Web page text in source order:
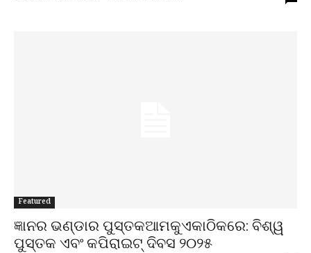
Featured
ଜ୍ଞାନର ଭଣ୍ଡାର ପୁସ୍ତକଆମକୁଏକାଠିକରେ: ବିଶ୍ୱ
ପୁସ୍ତକ ଏବଂ କପିରାଇଟ୍ ଦିବସ ୨୦୨୫